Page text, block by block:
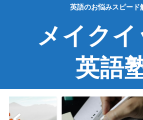
英語のお悩みスピード
メイクイ
英語